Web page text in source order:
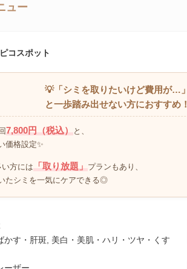
ュー
コスポット
💡「シミを取りたいけど費用が…」
と一歩踏み出せない方におすすめ！
7,800円（税込）と、
価格設定✨
方には「取り放題」プランもあり、
たシミを一気にケアできる◎
かす・肝斑, 美白・美肌・ハリ・ツヤ・くす